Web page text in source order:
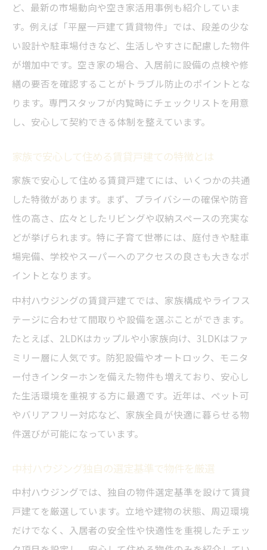
ど、最新の市場動向や空き家活用事例も紹介していま
す。例えば「平屋一戸建て賃貸物件」では、段差の少な
い設計や駐車場付きなど、生活しやすさに配慮した物件
が増加中です。空き家の場合、入居前に設備の点検や修
繕の要否を確認することがトラブル防止のポイントとな
ります。専門スタッフが内覧時にチェックリストを用意
し、安心して契約できる体制を整えています。
家族で安心して住める賃貸戸建ての特徴とは
家族で安心して住める賃貸戸建てには、いくつかの共通
した特徴があります。まず、プライバシーの確保や防音
性の高さ、広々としたリビングや収納スペースの充実な
どが挙げられます。特に子育て世帯には、庭付きや駐車
場完備、学校やスーパーへのアクセスの良さも大きなポ
イントとなります。
中村ハウジングの賃貸戸建てでは、家族構成やライフス
テージに合わせて間取りや設備を選ぶことができます。
たとえば、2LDKはカップルや小家族向け、3LDKはファ
ミリー層に人気です。防犯設備やオートロック、モニタ
ー付きインターホンを備えた物件も増えており、安心し
た生活環境を重視する方に最適です。近年は、ペット可
やバリアフリー対応など、家族全員が快適に暮らせる物
件選びが可能になっています。
中村ハウジング独自の選定基準で物件を厳選
中村ハウジングでは、独自の物件選定基準を設けて賃貸
戸建てを厳選しています。立地や建物の状態、周辺環境
だけでなく、入居者の安全性や快適性を重視したチェッ